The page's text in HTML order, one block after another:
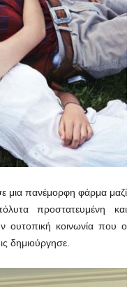
μια πανέμορφη φάρμα μαζί
προστατευμένη και
ουτοπική κοινωνία που ο
δημιούργησε.